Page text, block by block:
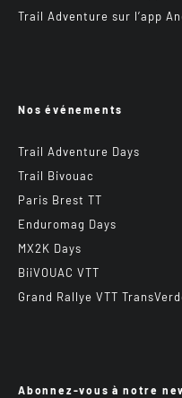
Trail Adventure sur l’app
Nos événements
Trail Adventure Days
Trail Bivouac
Paris Brest TT
Enduromag Days
MX2K Days
BiiVOUAC VTT
Grand Rallye VTT
Abonnez-vous à notre